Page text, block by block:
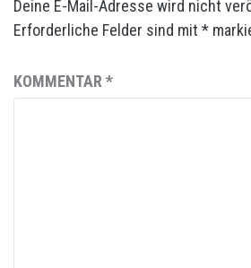
Deine E-Mail-Adresse wird nicht
Erforderliche Felder sind mit *
KOMMENTAR *